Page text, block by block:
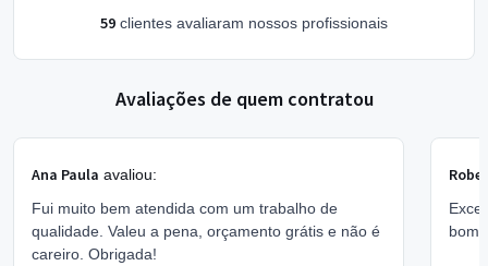
59 clientes avaliaram nossos profissionais
Avaliações de quem contratou
Ana Paula avaliou:
Fui muito bem atendida com um trabalho de
qualidade. Valeu a pena, orçamento grátis e não é
careiro. Obrigada!
bom